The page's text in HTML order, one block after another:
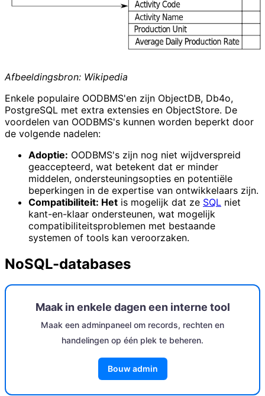
Afbeeldingsbron: Wikipedia
Enkele populaire OODBMS'en zijn ObjectDB, Db4o,
PostgreSQL met extra extensies en ObjectStore. De
voordelen van OODBMS's kunnen worden beperkt door
de volgende nadelen:
Adoptie: OODBMS's zijn nog niet wijdverspreid
geaccepteerd, wat betekent dat er minder
middelen, ondersteuningsopties en potentiële
beperkingen in de expertise van ontwikkelaars zijn.
Compatibiliteit: Het is mogelijk dat ze SQL niet
kant-en-klaar ondersteunen, wat mogelijk
compatibiliteitsproblemen met bestaande
systemen of tools kan veroorzaken.
NoSQL-databases
Maak in enkele dagen een interne tool
Maak een adminpaneel om records, rechten en
handelingen op één plek te beheren.
Bouw admin